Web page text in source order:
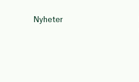
Nyheter